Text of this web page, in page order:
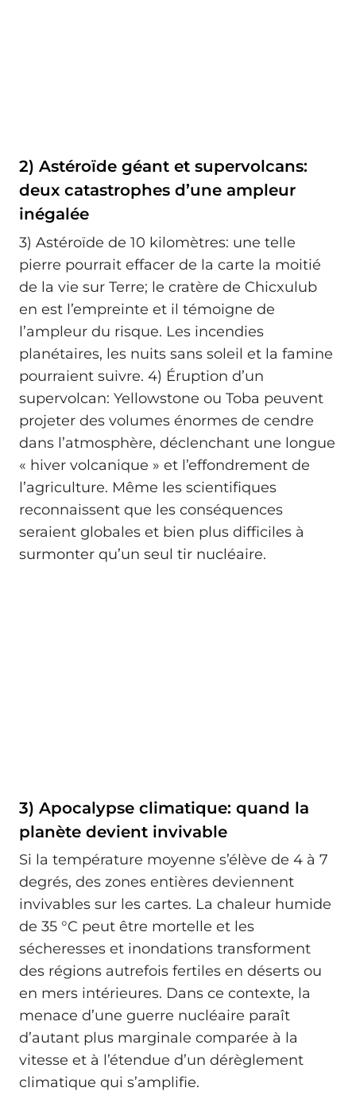
2) Astéroïde géant et supervolcans:
deux catastrophes d’une ampleur
inégalée
3) Astéroïde de 10 kilomètres: une telle
pierre pourrait effacer de la carte la moitié
de la vie sur Terre; le cratère de Chicxulub
en est l’empreinte et il témoigne de
l’ampleur du risque. Les incendies
planétaires, les nuits sans soleil et la famine
pourraient suivre. 4) Éruption d’un
supervolcan: Yellowstone ou Toba peuvent
projeter des volumes énormes de cendre
dans l’atmosphère, déclenchant une longue
« hiver volcanique » et l’effondrement de
l’agriculture. Même les scientifiques
reconnaissent que les conséquences
seraient globales et bien plus difficiles à
surmonter qu’un seul tir nucléaire.
3) Apocalypse climatique: quand la
planète devient invivable
Si la température moyenne s’élève de 4 à 7
degrés, des zones entières deviennent
invivables sur les cartes. La chaleur humide
de 35 °C peut être mortelle et les
sécheresses et inondations transforment
des régions autrefois fertiles en déserts ou
en mers intérieures. Dans ce contexte, la
menace d’une guerre nucléaire paraît
d’autant plus marginale comparée à la
vitesse et à l’étendue d’un dérèglement
climatique qui s’amplifie.